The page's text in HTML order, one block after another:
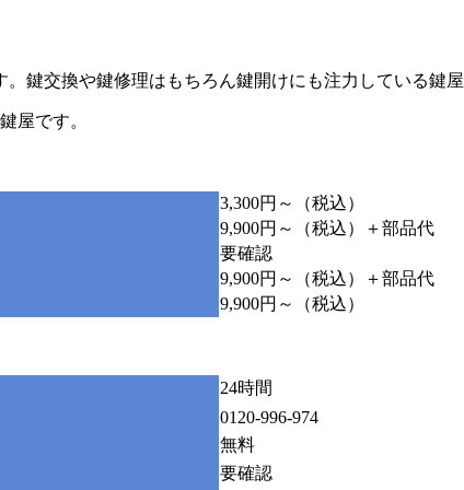
鍵交換や鍵修理はもちろん鍵開けにも注力している鍵
屋です。
3,300円～（税込）
9,900円～（税込）＋部品代
要確認
9,900円～（税込）＋部品代
9,900円～（税込）
24時間
0120-996-974
無料
要確認